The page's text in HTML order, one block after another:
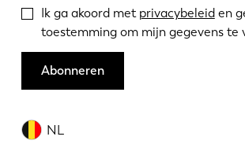
NL
Ik ga akoord met privacybeleiden
toestemming om mijn gegevens te
Abonneren